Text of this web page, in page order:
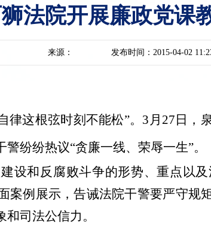
法院开展廉政党课
来源： 发布时间：2015-04-02
这根弦时刻不能松”。 3 月 27 日 ，
纷纷热议“贪廉一线、荣辱一生”。
设和反腐败斗争的形势、重点以
案例展示，告诫法院干警要严守规
司法公信力。